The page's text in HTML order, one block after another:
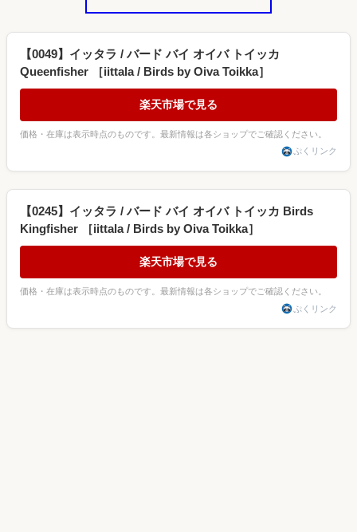
【0049】イッタラ / バード バイ オイバ トイッカ
Queenfisher ［iittala / Birds by Oiva Toikka］
楽天市場で見る
価格・在庫は表示時点のものです。最新情報は各ショップでご確認ください。
ぷくリンク
【0245】イッタラ / バード バイ オイバ トイッカ Birds
Kingfisher ［iittala / Birds by Oiva Toikka］
楽天市場で見る
価格・在庫は表示時点のものです。最新情報は各ショップでご確認ください。
ぷくリンク